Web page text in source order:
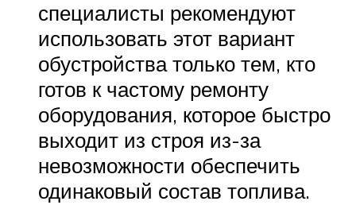
специалисты рекомендуют
использовать этот вариант
обустройства только тем, кто
готов к частому ремонту
оборудования, которое быстро
выходит из строя из-за
невозможности обеспечить
одинаковый состав топлива.